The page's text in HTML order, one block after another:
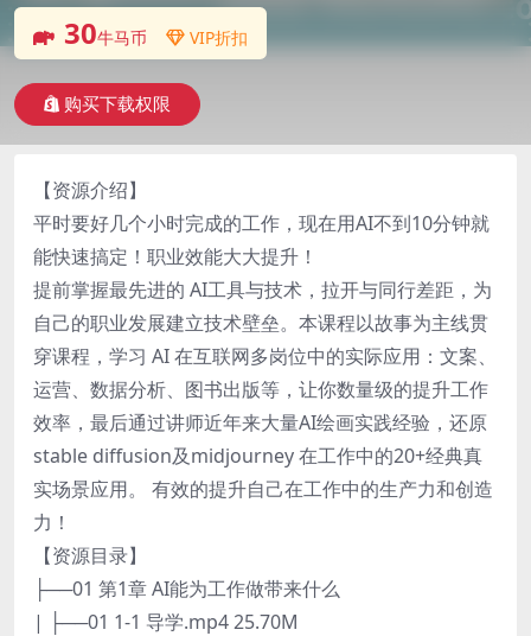
30牛马币 VIP折扣
购买下载权限
【资源介绍】
平时要好几个小时完成的工作，现在用AI不到10分钟就
能快速搞定！职业效能大大提升！
提前掌握最先进的 AI工具与技术，拉开与同行差距，为
自己的职业发展建立技术壁垒。本课程以故事为主线贯
穿课程，学习 AI 在互联网多岗位中的实际应用：文案、
运营、数据分析、图书出版等，让你数量级的提升工作
效率，最后通过讲师近年来大量AI绘画实践经验，还原
stable diffusion及midjourney 在工作中的20+经典真
实场景应用。 有效的提升自己在工作中的生产力和创造
力！
【资源目录】
├──01 第1章 AI能为工作做带来什么
| ├──01 1-1 导学.mp4 25.70M